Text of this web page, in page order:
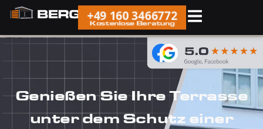
+49 160 3466772
Kostenlose Beratung
Genießen Sie Ihre Terrasse
unter dem Schutz einer